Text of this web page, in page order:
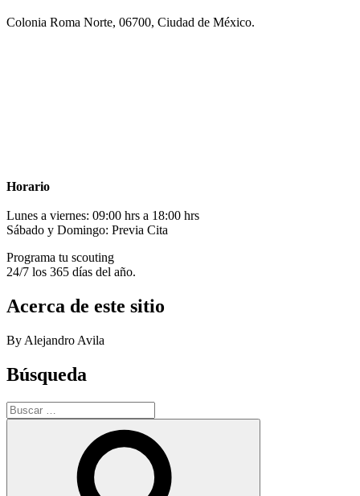
Colonia Roma Norte, 06700, Ciudad de México.
Horario
Lunes a viernes: 09:00 hrs a 18:00 hrs
Sábado y Domingo: Previa Cita
Programa tu scouting
24/7 los 365 días del año.
Acerca de este sitio
By Alejandro Avila
Búsqueda
Buscar
por: